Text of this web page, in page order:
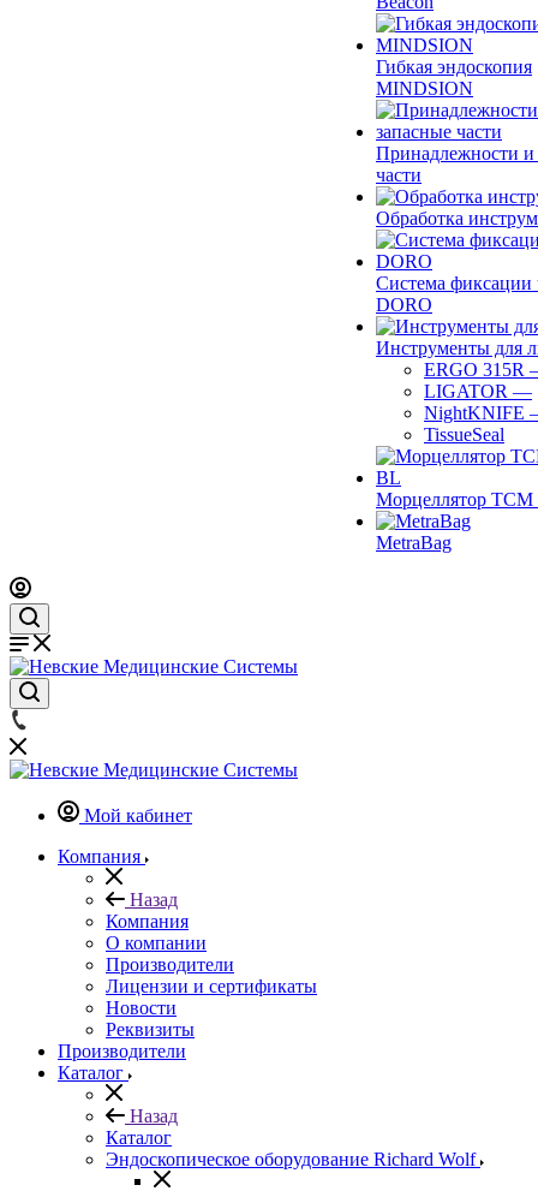
Гибкая эндоскопия
MINDSION
Принадлежности и
части
Обработка
Система фиксации
DORO
Инструменты для
ERGO 315R
LIGATOR —
NightKNIFE
TissueSeal
Морцеллятор ТСМ
MetraBag
Мой кабинет
Компания
Назад
Компания
О компании
Производители
Лицензии и сертификаты
Новости
Реквизиты
Производители
Каталог
Назад
Каталог
Эндоскопическое оборудование Richard Wolf